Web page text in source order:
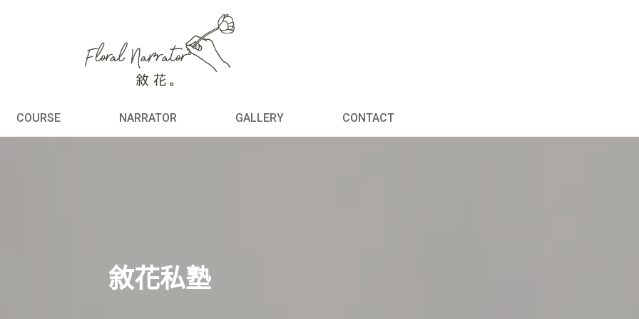
COURSE NARRATOR GALLERY CONTACT
敘花私塾